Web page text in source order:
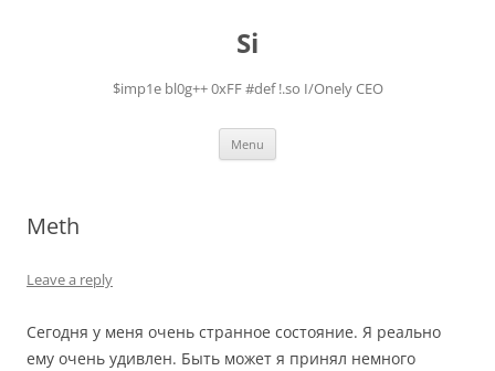
Si
$imp1e bl0g++ 0xFF #def !.so I/Onely CEO
Menu
Meth
Leave a reply
Сегодня у меня очень странное состояние. Я реально
ему очень удивлен. Быть может я принял немного